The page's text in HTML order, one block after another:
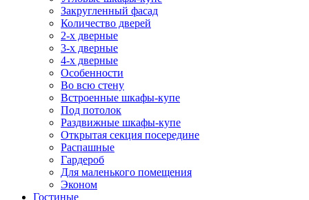
Закругленный фасад
Количество дверей
2-х дверные
3-х дверные
4-х дверные
Особенности
Во всю стену
Встроенные шкафы-купе
Под потолок
Раздвижные шкафы-купе
Открытая секция посередине
Распашные
Гардероб
Для маленького помещения
Эконом
Гостиные